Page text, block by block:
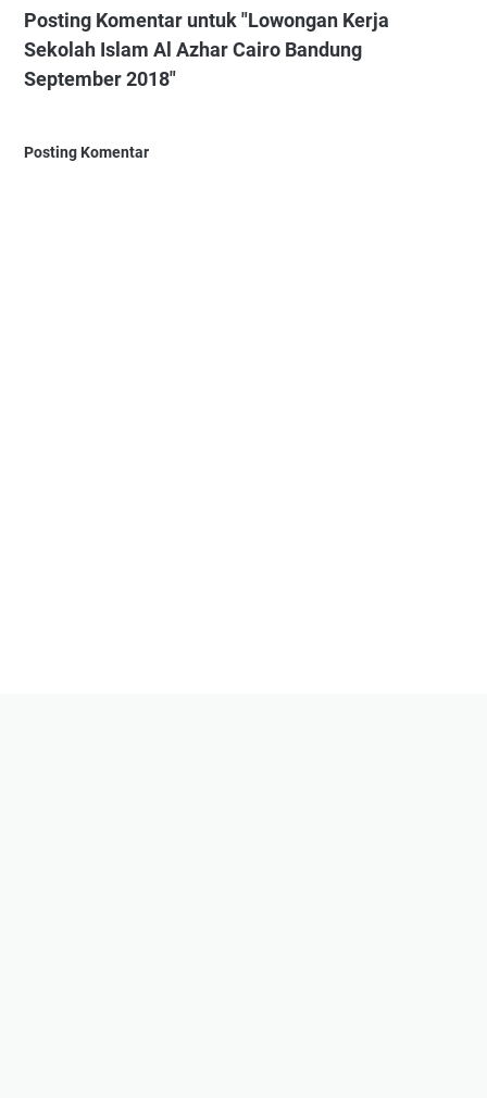
Posting Komentar untuk "Lowongan Kerja
Sekolah Islam Al Azhar Cairo Bandung
September 2018"
Posting Komentar